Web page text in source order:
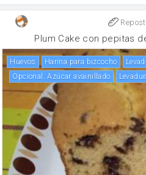
Plum Cake con pepitas
huevos Harina para bizcocho
Opcional: Azúcar avainillado